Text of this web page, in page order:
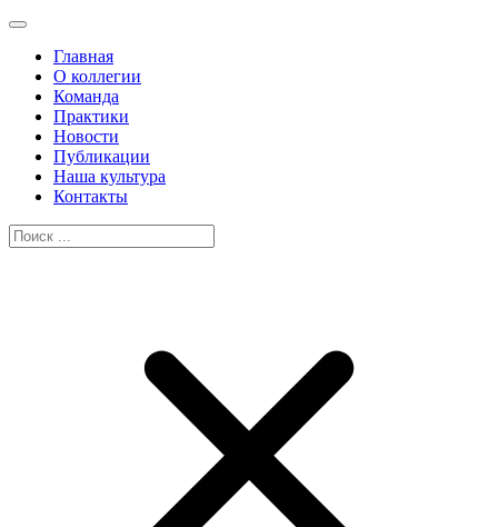
Главная
О коллегии
Команда
Практики
Новости
Публикации
Наша культура
Контакты